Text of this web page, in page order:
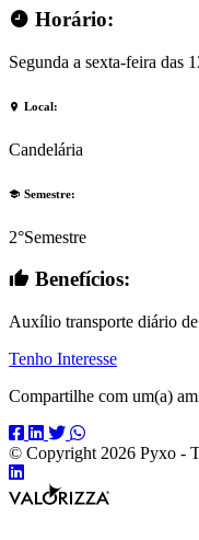
Horário:
Segunda a sexta-feira das
Local:
Candelária
Semestre:
2°Semestre
Benefícios:
Auxílio transporte diário
Tenho Interesse
Compartilhe com um(a)
Compartilhar
no
Compartilhar
no
Compartilhar
no
Compartilhar
no
App
© Copyright 2026 Pyxo -
Compartilhar
no
Linkedin
Valorizza
Desenvolvimento